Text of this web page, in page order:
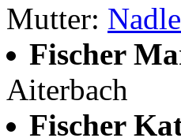
Mutter:
Fischer
Aiterbach
Fischer